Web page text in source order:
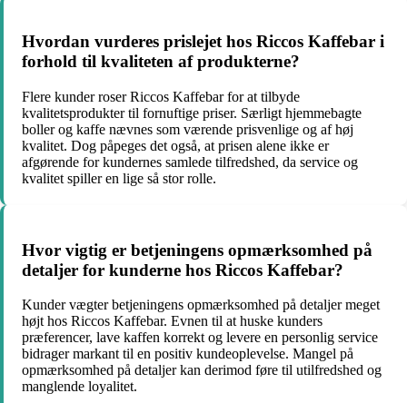
Hvordan vurderes prislejet hos Riccos Kaffebar i
forhold til kvaliteten af produkterne?
Flere kunder roser Riccos Kaffebar for at tilbyde
kvalitetsprodukter til fornuftige priser. Særligt hjemmebagte
boller og kaffe nævnes som værende prisvenlige og af høj
kvalitet. Dog påpeges det også, at prisen alene ikke er
afgørende for kundernes samlede tilfredshed, da service og
kvalitet spiller en lige så stor rolle.
Hvor vigtig er betjeningens opmærksomhed på
detaljer for kunderne hos Riccos Kaffebar?
Kunder vægter betjeningens opmærksomhed på detaljer meget
højt hos Riccos Kaffebar. Evnen til at huske kunders
præferencer, lave kaffen korrekt og levere en personlig service
bidrager markant til en positiv kundeoplevelse. Mangel på
opmærksomhed på detaljer kan derimod føre til utilfredshed og
manglende loyalitet.